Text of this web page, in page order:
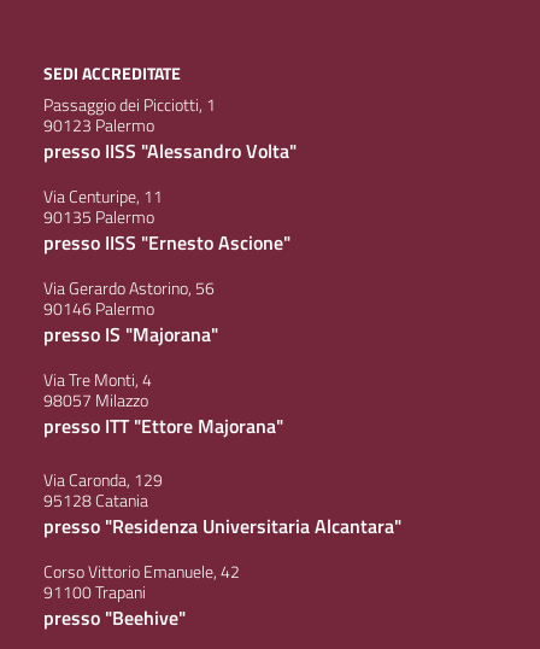
SEDI ACCREDITATE
Passaggio dei Picciotti, 1
90123 Palermo
presso IISS "Alessandro Volta"
Via Centuripe, 11
90135 Palermo
presso IISS "Ernesto Ascione"
Via Gerardo Astorino, 56
90146 Palermo
presso IS "Majorana"
Via Tre Monti, 4
98057 Milazzo
presso ITT "Ettore Majorana"
Via Caronda, 129
95128 Catania
presso "Residenza Universitaria Alcantara"
Corso Vittorio Emanuele, 42
91100 Trapani
presso "Beehive"